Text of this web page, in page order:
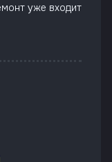
уже входит